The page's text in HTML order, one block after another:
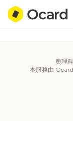
奧理
本服務由 Ocard